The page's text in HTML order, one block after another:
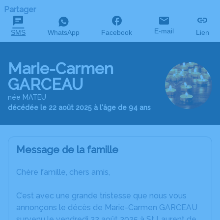
Partager
SMS WhatsApp Facebook E-mail Lien
Marie-Carmen
GARCEAU
née MATEU
décédée le 22 août 2025 à l'âge de 94 ans
Message de la famille
Chère famille, chers amis,
C’est avec une grande tristesse que nous vous
annonçons le décès de Marie-Carmen GARCEAU